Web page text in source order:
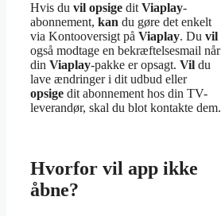
Hvis du vil opsige dit Viaplay-
abonnement, kan du gøre det enkelt
via Kontooversigt på Viaplay. Du vil
også modtage en bekræftelsesmail når
din Viaplay-pakke er opsagt. Vil du
lave ændringer i dit udbud eller
opsige dit abonnement hos din TV-
leverandør, skal du blot kontakte dem.
Hvorfor vil app ikke
åbne?